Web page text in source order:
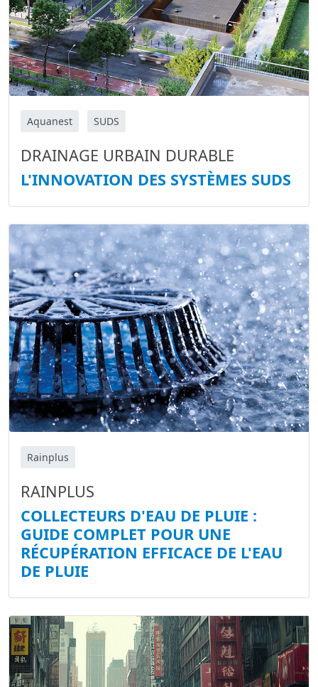
Aquanest SUDS
DRAINAGE URBAIN DURABLE
L'INNOVATION DES SYSTÈMES SUDS
Rainplus
RAINPLUS
COLLECTEURS D'EAU DE PLUIE :
GUIDE COMPLET POUR UNE
RÉCUPÉRATION EFFICACE DE L'EAU
DE PLUIE